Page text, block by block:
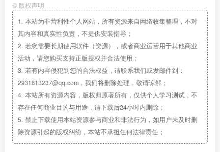
© 版权声明
1. 本站为非营利性个人网站，所有资源来自网络收集整理，不对
其内容和真实性负责，不提供安装指导；
2. 若您需要长期使用软件（资源），或者商业运营用于其他商业
活动，请您购买支持正版授权并合法使用；
3. 若有内容侵犯到您的合法权益，请联系我们或发邮件到：
2931813237@qq.com，我们将删除处理，敬请谅解；
4. 本站所有资源内容，版权归原著所有，仅供个人学习测试，不
存在任何商业目的与用途，请下载后24小时内删除；
5. 禁止下载使用本站资源参与商业和非法行为，如用户未及时删
除资源引起的版权纠纷，本站不承担任何法律责任；